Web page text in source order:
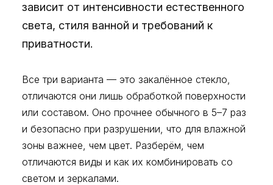
зависит от интенсивности естественного
света, стиля ванной и требований к
приватности.
Все три варианта — это закалённое стекло,
отличаются они лишь обработкой поверхности
или составом. Оно прочнее обычного в 5–7 раз
и безопасно при разрушении, что для влажной
зоны важнее, чем цвет. Разберём, чем
отличаются виды и как их комбинировать со
светом и зеркалами.